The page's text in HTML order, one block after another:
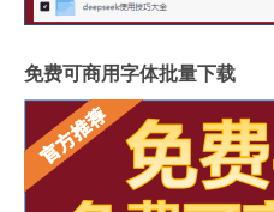
免费可商用字体批量下载